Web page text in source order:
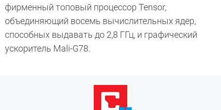
фирменный топовый процессор Tensor,
объединяющий восемь вычислительных ядер,
способных выдавать до 2,8 ГГц, и графический
ускоритель Mali-G78.